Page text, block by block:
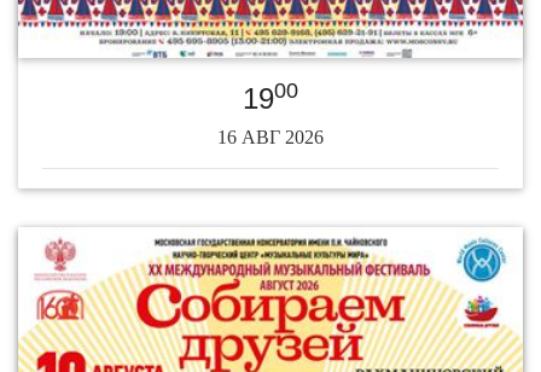
1900
16 АВГ 2026